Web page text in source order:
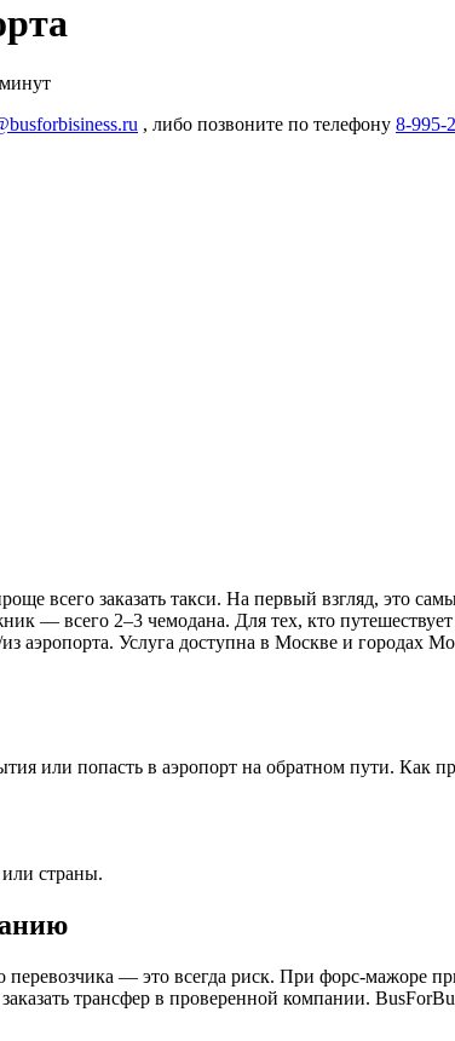
, либо позвоните по телефону 8-995-
всего заказать такси. На первый взгляд, это
— всего 2–3 чемодана. Для тех, кто
аэропорта. Услуга доступна в Москве и городах
или попасть в аэропорт на обратном пути. Как
страны.
— это всегда риск. При форс-мажоре
трансфер в проверенной компании.